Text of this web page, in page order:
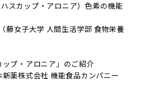
スカップ・アロニア）色素の機能
藤女子大学 人間生活学部 食物栄養
プ・アロニア」のご紹介
薬株式会社 機能食品カンパニー